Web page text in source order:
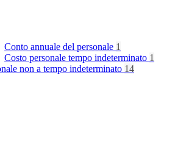
Conto annuale del personale 1
Costo personale tempo indeterminato 1
non a tempo indeterminato 14